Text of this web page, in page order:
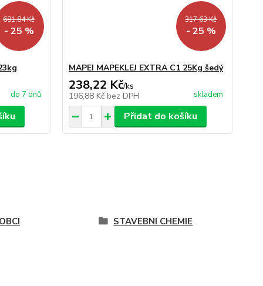
681,84 Kč
- 25 %
do 7 dnů
317,63 Kč
- 25 %
MAPEI MAPEKLEJ EXTRA C1 25Kg šedý
238,22 Kč/ks
196,88 Kč bez DPH skladem
Přidat do košíku
STAVEBNI CHEMIE